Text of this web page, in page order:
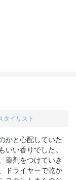
タイリスト
かと心配していた
いい香りでした。
薬剤をつけていき
ドライヤーで乾か